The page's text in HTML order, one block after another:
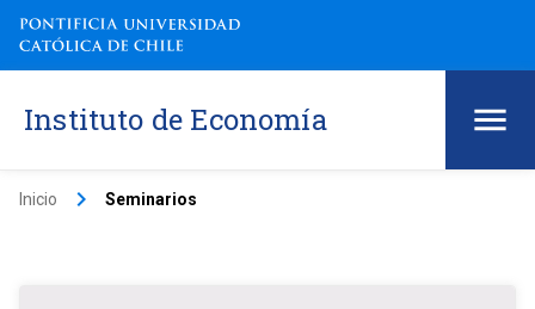
Instituto de Economía
Inicio keyboard_arrow_right Seminarios